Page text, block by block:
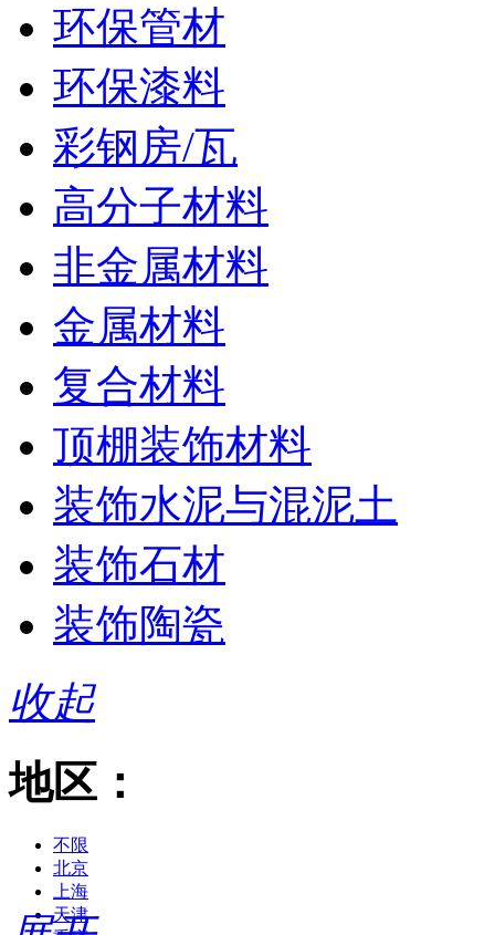
环保管材
环保漆料
彩钢房/瓦
高分子材料
非金属材料
金属材料
复合材料
顶棚装饰材料
装饰水泥与混泥土
装饰石材
装饰陶瓷
收起
地区：
不限
北京
上海
天津